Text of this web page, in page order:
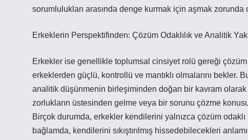
sorumlulukları arasında denge kurmak için aşmak zorunda
Erkeklerin Perspektifinden: Çözüm Odaklılık ve Analitik
Erkekler ise genellikle toplumsal cinsiyet rolü gereği
erkeklerden güçlü, kontrollü ve mantıklı olmalarını
analitik düşünmenin birleşiminden doğan bir kavram
zorlukların üstesinden gelme veya bir sorunu çözme
Birçok durumda, erkekler kendilerini yalnızca çözüm
bağlamda, kendilerini sıkıştırılmış hissedebilecekleri